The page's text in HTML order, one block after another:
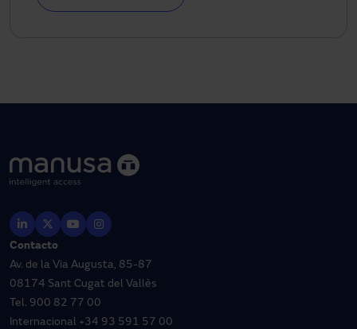
Contacto
Av. de la Via Augusta, 85-87
08174 Sant Cugat del Vallès
Tel. 900 82 77 00
Internacional +34 93 591 57 00